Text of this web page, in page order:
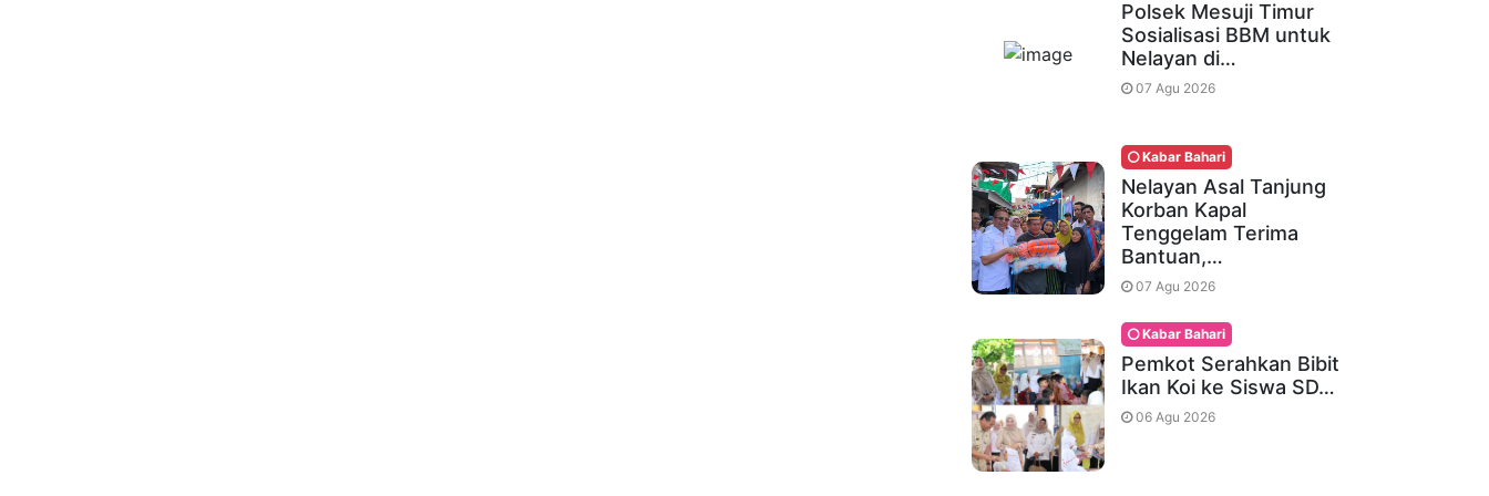
Polsek Mesuji Timur
Sosialisasi BBM untuk
Nelayan di…
07 Agu 2026
Kabar Bahari
Nelayan Asal Tanjung
Korban Kapal
Tenggelam Terima
Bantuan,…
07 Agu 2026
Kabar Bahari
Pemkot Serahkan Bibit
Ikan Koi ke Siswa SD…
06 Agu 2026